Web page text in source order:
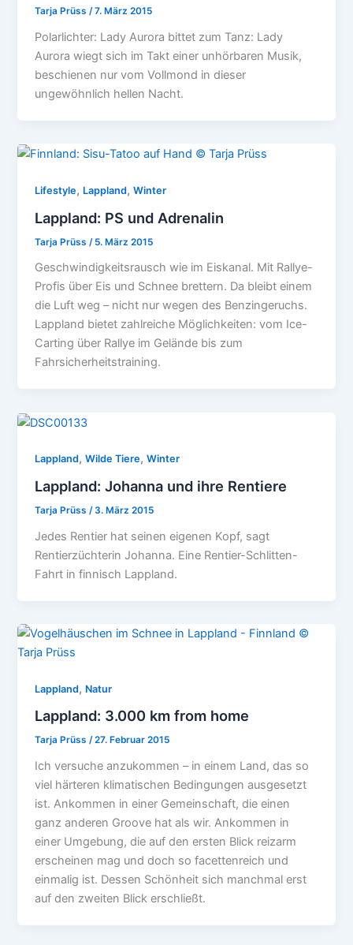
Tarja Prüss/7. März 2015
Polarlichter: Lady Aurora bittet zum Tanz: Lady
Aurora wiegt sich im Takt einer unhörbaren Musik,
beschienen nur vom Vollmond in dieser
ungewöhnlich hellen Nacht.
Lifestyle, Lappland,Winter
Lappland: PS und Adrenalin
Tarja Prüss / 5. März 2015
Geschwindigkeitsrausch wie im Eiskanal. Mit Rallye-
Profis über Eis und Schnee brettern. Da bleibt einem
die Luft weg – nicht nur wegen des Benzingeruchs.
Lappland bietet zahlreiche Möglichkeiten: vom Ice-
Carting über Rallye im Gelände bis zum
Fahrsicherheitstraining.
Lappland,Wilde Tiere,Winter
Lappland: Johanna und ihre Rentiere
Tarja Prüss/3. März 2015
Jedes Rentier hat seinen eigenen Kopf, sagt
Rentierzüchterin Johanna. Eine Rentier-Schlitten-
Fahrt in finnisch Lappland.
Lappland, Natur
Lappland: 3.000 km from home
Tarja Prüss/27. Februar 2015
Ich versuche anzukommen – in einem Land, das so
viel härteren klimatischen Bedingungen ausgesetzt
ist. Ankommen in einer Gemeinschaft, die einen
ganz anderen Groove hat als wir. Ankommen in
einer Umgebung, die auf den ersten Blick reizarm
erscheinen mag und doch so facettenreich und
einmalig ist. Dessen Schönheit sich manchmal erst
auf den zweiten Blick erschließt.